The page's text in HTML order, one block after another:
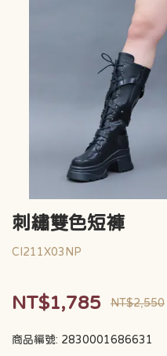
刺繡雙色短褲
CI211X03NP
NT$1,785 NT$2,550
商品編號: 2830001686631